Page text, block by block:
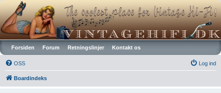
Vintagehifi.dk
Forsiden Forum Retningslinjer Kontakt os
OSS Log ind
Boardindeks